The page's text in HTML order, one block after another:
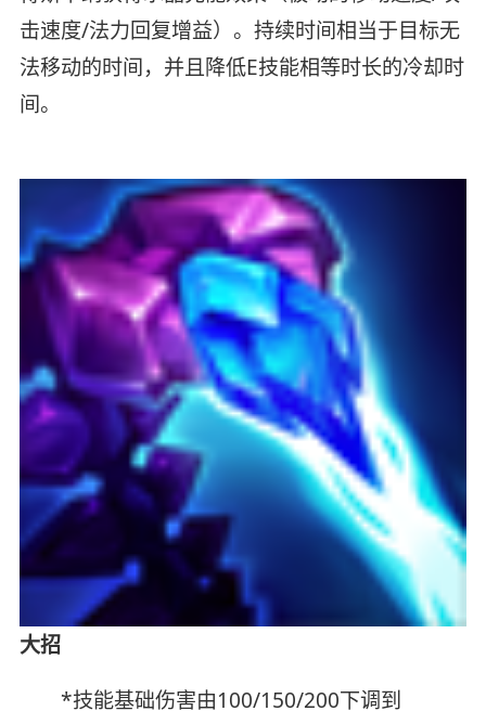
击速度/法力回复增益）。持续时间相当于目标无
法移动的时间，并且降低E技能相等时长的冷却时
间。
大招
*技能基础伤害由100/150/200下调到